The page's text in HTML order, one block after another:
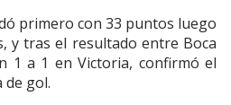
primero con 33 puntos luego
y tras el resultado entre Boca
1 a 1 en Victoria, confirmó el
gol.